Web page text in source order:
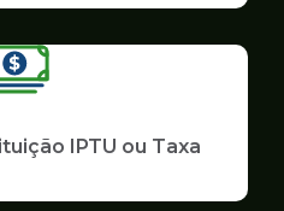
IPTU ou Taxa